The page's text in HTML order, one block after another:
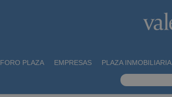
FORO PLAZA EMPRESAS PLAZA INMOBILIARIA